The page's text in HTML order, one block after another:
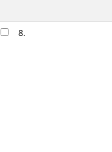
8.